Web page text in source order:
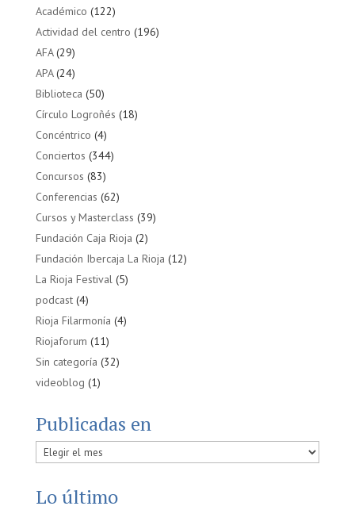
Académico (122)
Actividad del centro (196)
AFA(29)
APA(24)
Biblioteca (50)
Círculo Logroñés (18)
Concéntrico (4)
Conciertos (344)
Concursos (83)
Conferencias (62)
Cursos y Masterclass (39)
Fundación Caja Rioja (2)
Fundación Ibercaja La Rioja (12)
La Rioja Festival(5)
podcast(4)
Rioja Filarmonía (4)
Riojaforum (11)
Sin categoría (32)
videoblog (1)
Publicadas en
Publicadas
en
Lo último